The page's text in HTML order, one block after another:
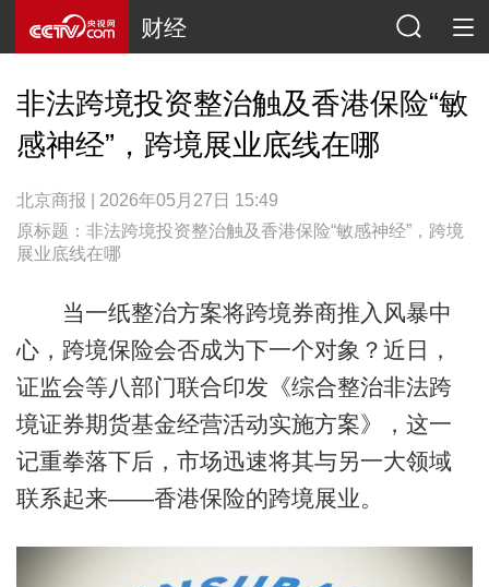
财经
非法跨境投资整治触及香港保险“敏
感神经”，跨境展业底线在哪
北京商报 | 2026年05月27日 15:49
原标题：非法跨境投资整治触及香港保险“敏感神经”，跨境
展业底线在哪
当一纸整治方案将跨境券商推入风暴中
心，跨境保险会否成为下一个对象？近日，
证监会等八部门联合印发《综合整治非法跨
境证券期货基金经营活动实施方案》，这一
记重拳落下后，市场迅速将其与另一大领域
联系起来——香港保险的跨境展业。